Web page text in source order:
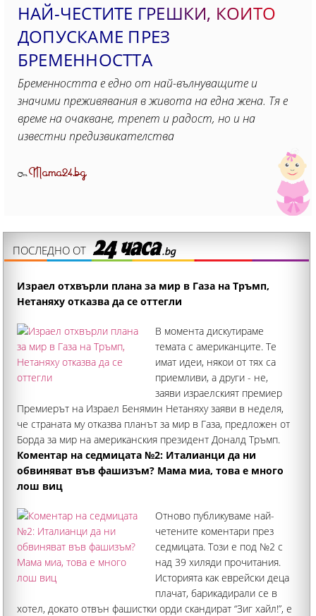
НАЙ-ЧЕСТИТЕ ГРЕШКИ, КОИТО
ДОПУСКАМЕ ПРЕЗ
БРЕМЕННОСТТА
Бременността е едно от най-вълнуващите и
значими преживявания в живота на една жена. Тя е
време на очакване, трепет и радост, но и на
известни предизвикателства
ОтMama24.bg
ПОСЛЕДНО ОТ
Израел отхвърли плана за мир в Газа на Тръмп,
Нетаняху отказва да се оттегли
В момента дискутираме
темата с американците. Те
имат идеи, някои от тях са
приемливи, а други - не,
заяви израелският премиер
Премиерът на Израел Бенямин Нетаняху заяви в неделя,
че страната му отказва планът за мир в Газа, предложен от
Борда за мир на американския президент Доналд Тръмп.
"Искам да изясня следното: Израел отхвърля документа
Коментар на седмицата №2: Италианци да ни
обвиняват във фашизъм? Мама миа, това е много
лош виц
Отново публикуваме най-
четените коментари през
седмицата. Този е под №2 с
над 39 хиляди прочитания.
Историята как еврейски деца
плачат, барикадирали се в
хотел, докато отвън фашистки орди скандират “Зиг хайл!”, е